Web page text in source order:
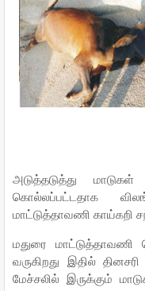
அடுத்தடுத்து
கொல்லப்பட்டதாக
மாட்டுத்தாவணி காய்கறி
மதுரை
வருகிறது இதில்
மேச்சலில் இருக்கும்